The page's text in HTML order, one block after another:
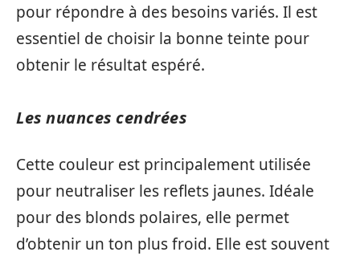
pour répondre à des besoins variés. Il est
essentiel de choisir la bonne teinte pour
obtenir le résultat espéré.
Les nuances cendrées
Cette couleur est principalement utilisée
pour neutraliser les reflets jaunes. Idéale
pour des blonds polaires, elle permet
d’obtenir un ton plus froid. Elle est souvent